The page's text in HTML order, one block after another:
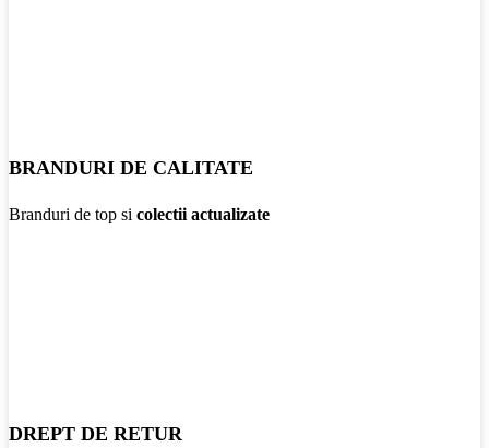
BRANDURI DE CALITATE
Branduri de top si colectii actualizate
DREPT DE RETUR